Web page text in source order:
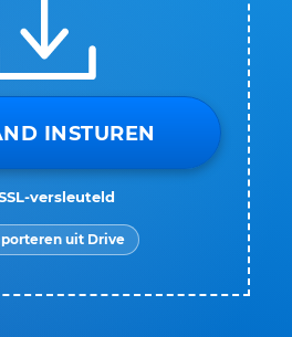
INSTUREN
versleuteld
uit Drive